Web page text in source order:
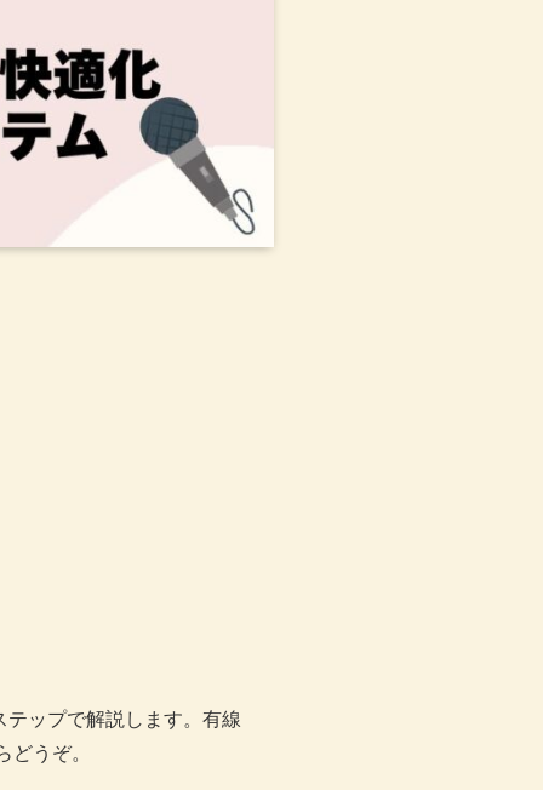
ップで解説します。有線
うぞ。